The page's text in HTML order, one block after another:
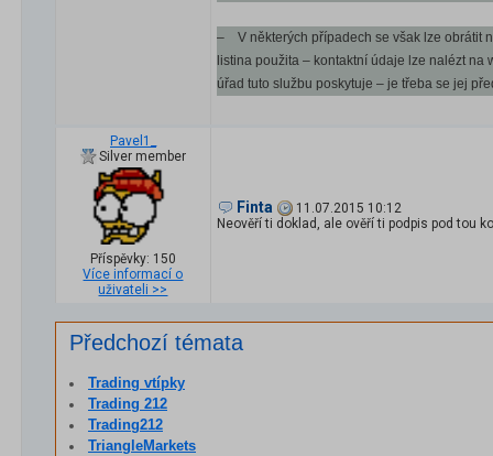
– V některých případech se však lze obrátit
listina použita – kontaktní údaje lze nalézt
úřad tuto službu poskytuje – je třeba se jej
Pavel1_
Silver member
Příspěvky: 150
Více informací o
uživateli >>
Finta
11.07.2015 10:12
Neověří ti doklad, ale ověří ti podpis pod tou
Předchozí témata
Trading vtípky
Trading 212
Trading212
TriangleMarkets